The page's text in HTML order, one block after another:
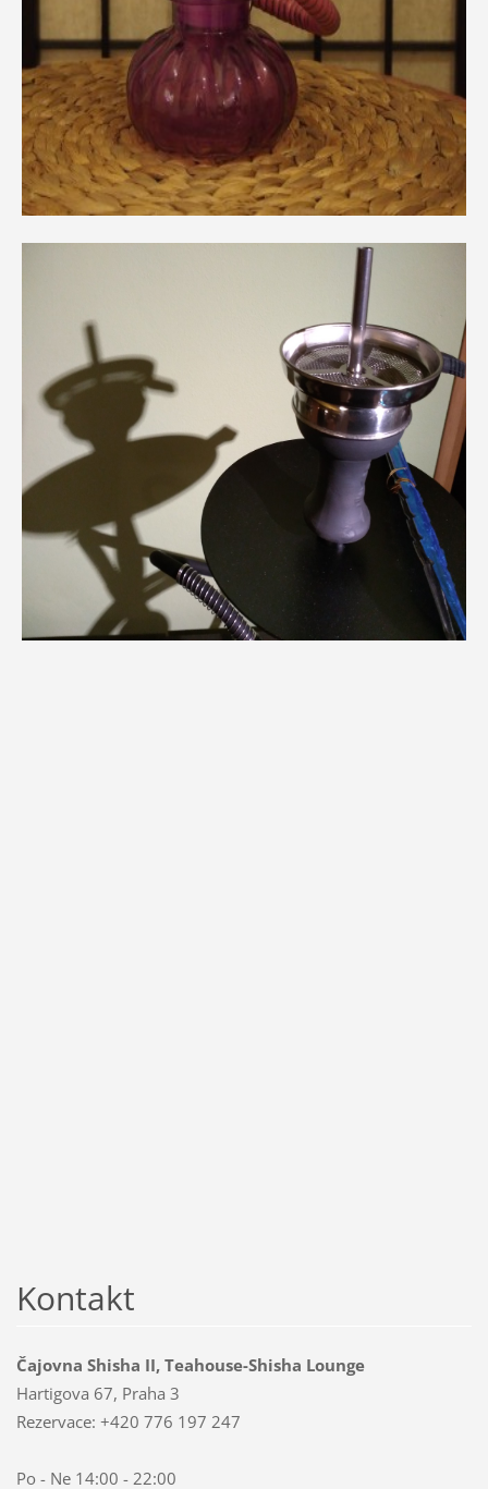
Kontakt
Čajovna Shisha II, Teahouse-Shisha Lounge
Hartigova 67, Praha 3
Rezervace: +420 776 197 247
Po - Ne 14:00 - 22:00